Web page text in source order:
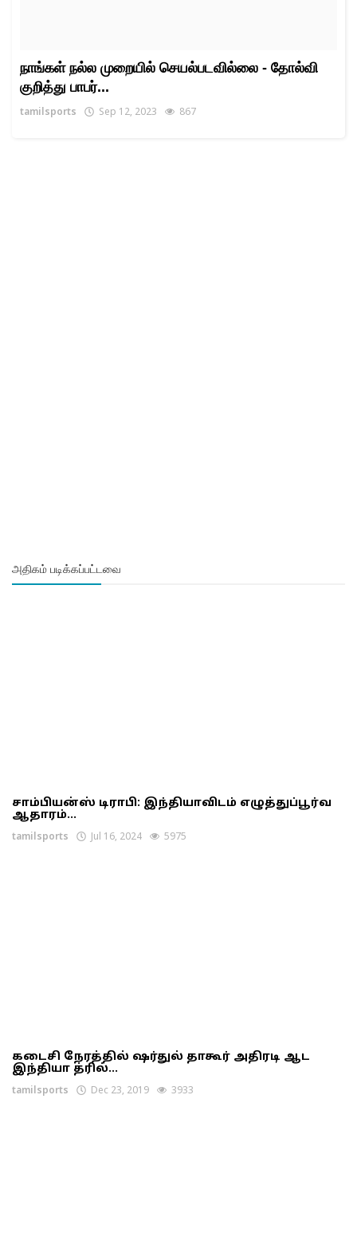
நாங்கள் நல்ல முறையில் செயல்படவில்லை - தோல்வி
குறித்து பாபர்...
tamilsports Sep 12, 2023 867
அதிகம் படிக்கப்பட்டவை
சாம்பியன்ஸ் டிராபி: இந்தியாவிடம் எழுத்துப்பூர்வ
ஆதாரம்...
tamilsports Jul 16, 2024 5975
கடைசி நேரத்தில் ஷர்துல் தாகூர் அதிரடி ஆட
இந்தியா த்ரில்...
tamilsports Dec 23, 2019 3933